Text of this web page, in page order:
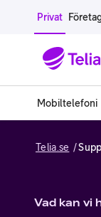
Gå till sidans
Privat
iPhone
Mobiltelefoni
Telia.se
Vad kan vi